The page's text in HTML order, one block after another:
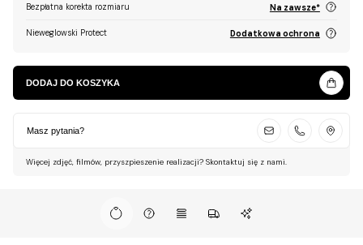
Bezpłatna korekta rozmiaru Na zawsze*
Nieweglowski Protect Dodatkowa ochrona
DODAJ DO KOSZYKA
Masz pytania?
Więcej zdjęć, filmów, przyszpieszenie realizacji? Skontaktuj się z nami.